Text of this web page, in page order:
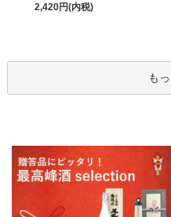
2,420円(内税)
も